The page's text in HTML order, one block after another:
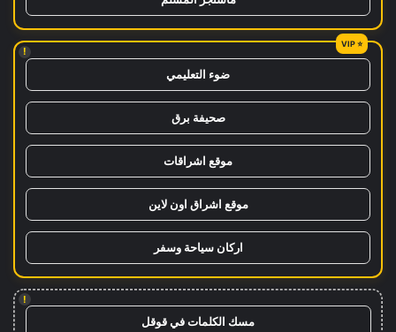
!
ضوء التعليمي
صحيفة برق
موقع اشراقات
موقع اشراق اون لاين
اركان سياحة وسفر
!
مسك الكلمات في قوقل